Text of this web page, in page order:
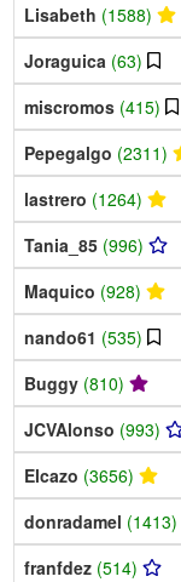
Lisabeth (1588)
Joraguica (63)
miscromos (415)
Pepegalgo (2311)
lastrero (1264)
Tania_85 (996)
Maquico (928)
nando61 (535)
Buggy (810)
JCVAlonso (993)
Elcazo (3656)
donradamel (1413)
franfdez (514)